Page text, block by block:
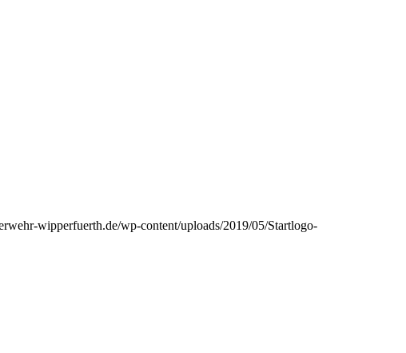
wipperfuerth.de/wp-content/uploads/2019/05/Startlogo-